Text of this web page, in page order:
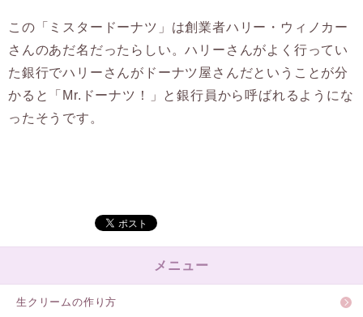
この「ミスタードーナツ」は創業者ハリー・ウィノカー
さんのあだ名だったらしい。ハリーさんがよく行ってい
た銀行でハリーさんがドーナツ屋さんだということが分
かると「Mr.ドーナツ！」と銀行員から呼ばれるようにな
ったそうです。
メニュー
生クリームの作り方